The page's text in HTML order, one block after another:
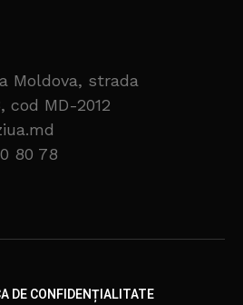
Moldova, strada
cod MD-2012
80 78
DE CONFIDENȚIALITATE